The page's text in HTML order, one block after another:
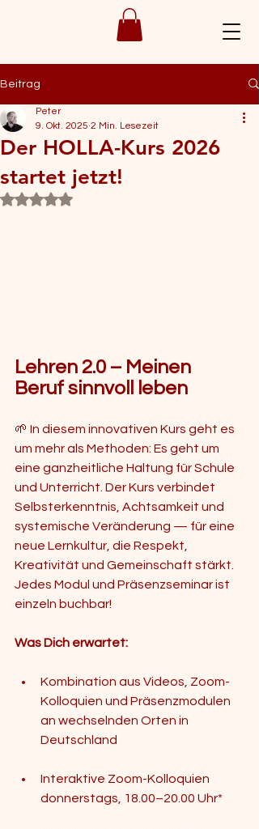
Beitrag
Der HOLLA-Kurs 2026
startet jetzt!
Peter
9. Okt. 2025 2 Min. Lesezeit
Mit NaN von 5 Sternen bewertet.
Lehren 2.0 – Meinen
Beruf sinnvoll leben
🌱 In diesem innovativen Kurs geht es
um mehr als Methoden: Es geht um
eine ganzheitliche Haltung für Schule
und Unterricht. Der Kurs verbindet
Selbsterkenntnis, Achtsamkeit und
systemische Veränderung — für eine
neue Lernkultur, die Respekt,
Kreativität und Gemeinschaft stärkt.
Jedes Modul und Präsenzseminar ist
einzeln buchbar!
Was Dich erwartet:
Kombination aus Videos, Zoom-
Kolloquien und Präsenzmodulen
an wechselnden Orten in
Deutschland
Interaktive Zoom-Kolloquien
donnerstags, 18.00–20.00 Uhr*